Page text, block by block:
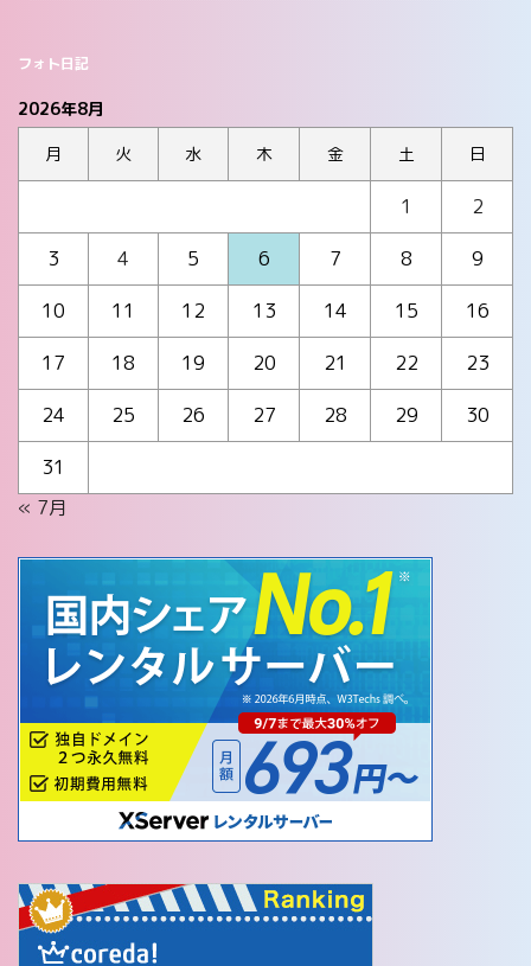
フォト日記
2026年8月
月
火 水 木 金 土 日
1
2
3
4 5 6 7 8
9
10
11 12 13 14 15
16
17
18 19 20 21 22
23
24
25 26 27 28 29
30
31
« 7月